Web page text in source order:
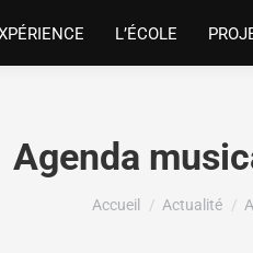
L’ÉCOLE
Agenda
Vous êtes ici :
Accueil Actualité